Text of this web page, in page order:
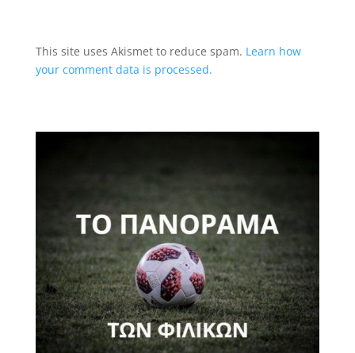
This site uses Akismet to reduce spam. Learn how
your comment data is processed.